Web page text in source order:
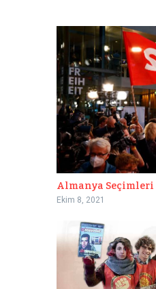
Almanya Seçimleri
Ekim 8, 2021